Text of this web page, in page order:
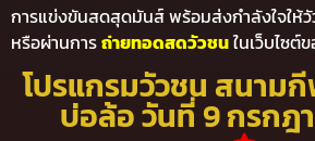
การแข่งขันสดสุดมันส์ พร้อมส่งกำลังใจให้วั
หรือผ่านการถ่ายทอดสดวัวชนในเว็บไซต์ข
โปรแกรมวัวชน สนาม
บ่อล้อ วันที่ 9 กรกฎ